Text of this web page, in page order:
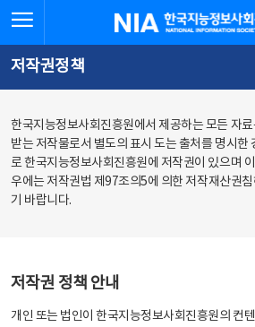
문
로
가
체
뉴
바
가
한국지능정보사회진흥원
저작권정책
한국지능정보사회진흥원에서 제공하는 모든 자
받는 저작물로서 별도의 표시 도는 출처를 명시한
로 한국지능정보사회진흥원에 저작권이 있으며
우에는 저작권법 제97조의5에 의한 저작재산권
기 바랍니다.
저작권 정책 안내
개인 또는 법인이 한국지능정보사회진흥원의 컨